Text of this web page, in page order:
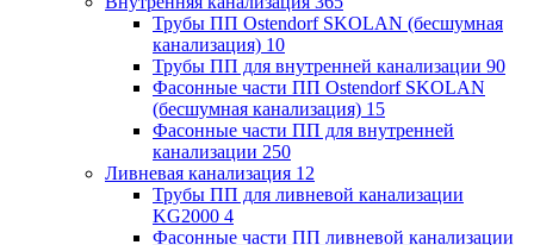
Трубы ПП Ostendorf SKOLAN (бесшумная
канализация) 10
Трубы ПП для внутренней канализации 90
Фасонные части ПП Ostendorf SKOLAN
(бесшумная канализация) 15
Фасонные части ПП для внутренней
канализации 250
Ливневая канализация 12
Трубы ПП для ливневой канализации
KG2000 4
Фасонные части ПП ливневой канализации